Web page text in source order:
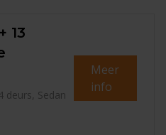
13
deurs, Sedan
Meer
info